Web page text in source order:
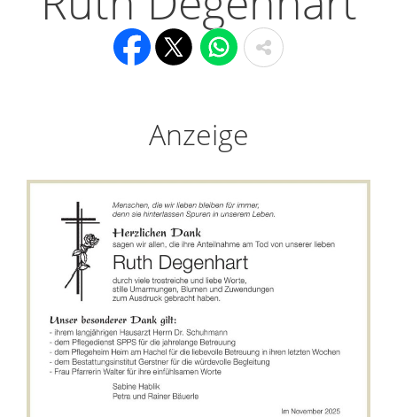
Anzeige